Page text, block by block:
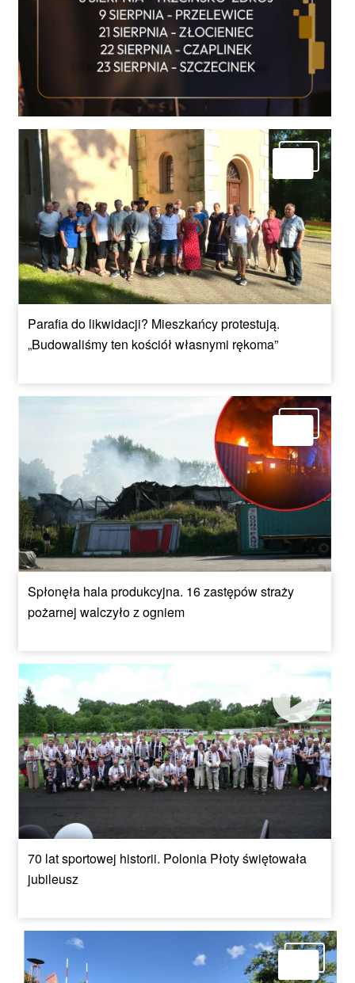
Parafia do likwidacji? Mieszkańcy protestują.
„Budowaliśmy ten kościół własnymi rękoma”
Spłonęła hala produkcyjna. 16 zastępów straży
pożarnej walczyło z ogniem
70 lat sportowej historii. Polonia Płoty świętowała
jubileusz